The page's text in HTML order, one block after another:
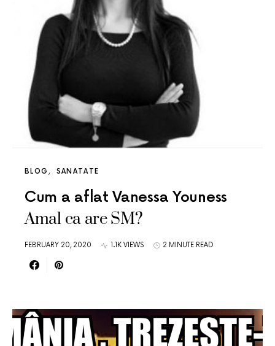
BLOG SANATATE
Cum a aflat Vanessa Youness
Amal ca are SM?
FEBRUARY 20, 2020 1.1K VIEWS 2 MINUTE READ